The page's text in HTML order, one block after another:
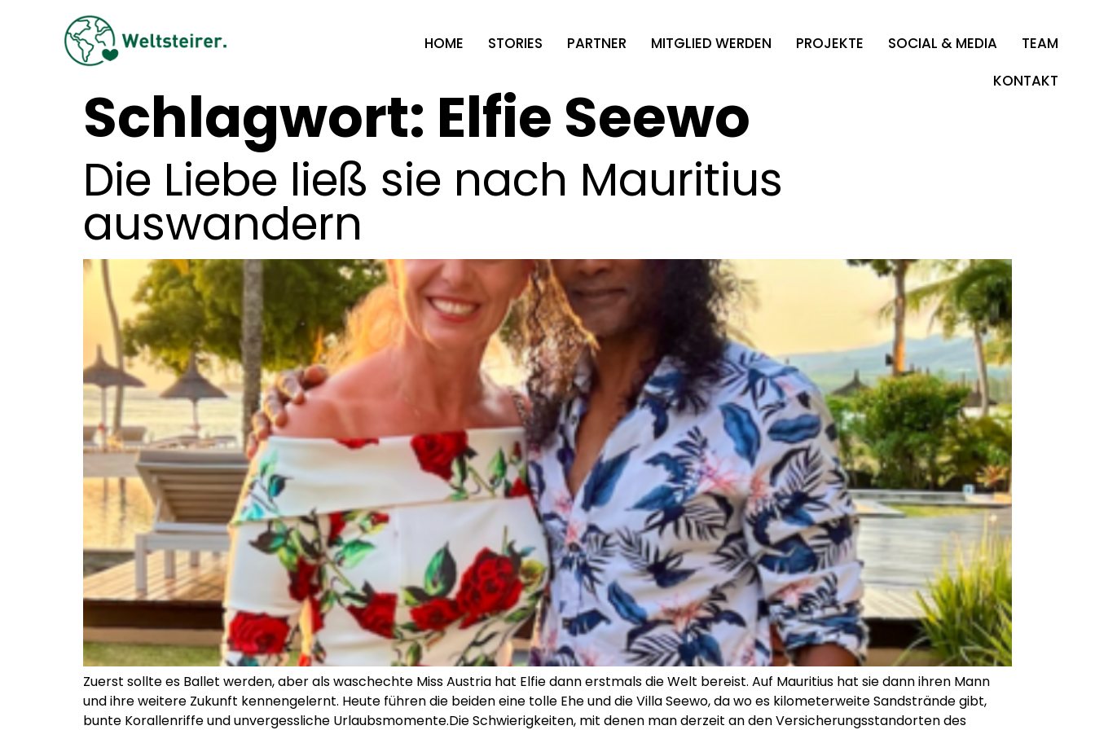
HOME STORIES PARTNER MITGLIED WERDEN PROJEKTE SOCIAL & MEDIA
TEAM
KONTAKT
Schlagwort: Elfie Seewo
Die Liebe ließ sie nach Mauritius
auswandern
Zuerst sollte es Ballet werden, aber als waschechte Miss Austria hat Elfie dann erstmals die Welt bereist. Auf Mauritius hat sie dann ihren Mann
und ihre weitere Zukunft kennengelernt. Heute führen die beiden eine tolle Ehe und die Villa Seewo, da wo es kilometerweite Sandstrände gibt,
bunte Korallenriffe und unvergessliche Urlaubsmomente.Die Schwierigkeiten, mit denen man derzeit an den Versicherungsstandorten des